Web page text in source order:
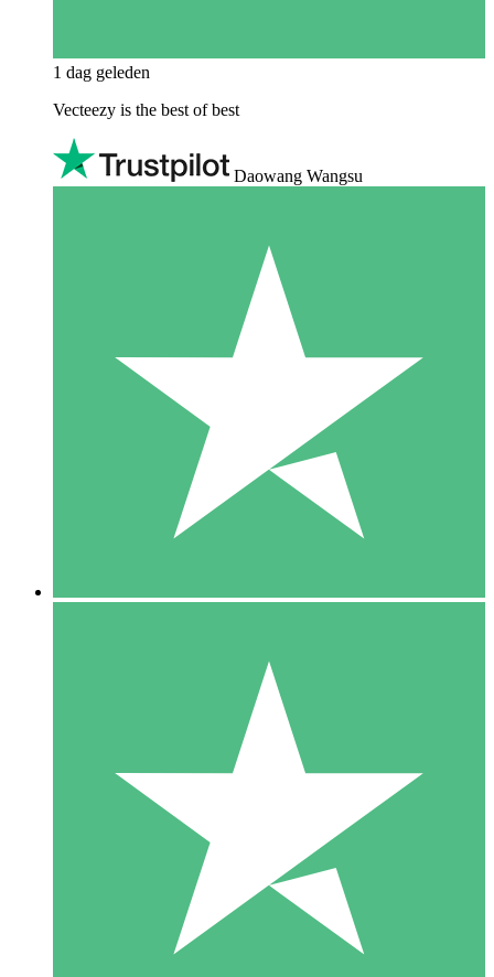
1 dag geleden
Vecteezy is the best of best
Daowang Wangsu